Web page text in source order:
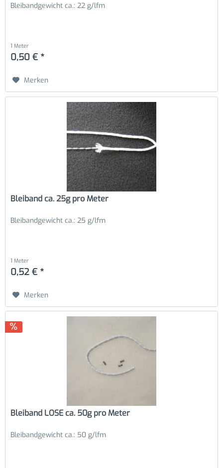
Bleibandgewicht ca.: 22 g/lfm
1 Meter
0,50 € *
Merken
Bleiband ca. 25g pro Meter
Bleibandgewicht ca.: 25 g/lfm
1 Meter
0,52 € *
Merken
Bleiband LOSE ca. 50g pro Meter
Bleibandgewicht ca.: 50 g/lfm